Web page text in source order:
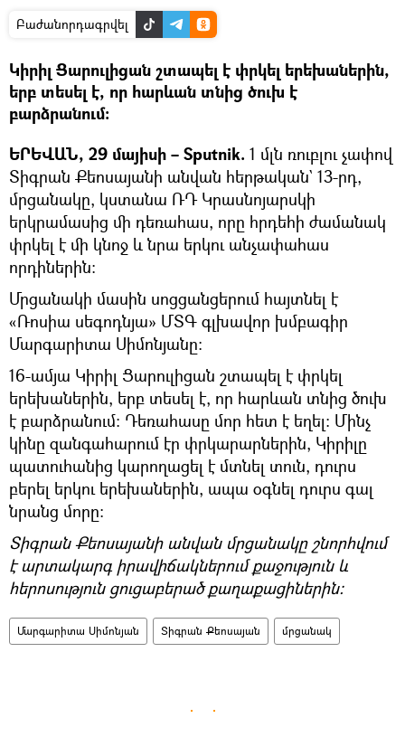
Բաժանորդագրվել
Կիրիլ Ցարուլիցան շտապել է փրկել երեխաներին,
երբ տեսել է, որ հարևան տնից ծուխ է
բարձրանում։
ԵՐԵՎԱՆ, 29 մայիսի – Sputnik. 1 մլն ռուբլու չափով
Տիգրան Քեոսայանի անվան հերթական` 13-րդ,
մրցանակը, կստանա ՌԴ Կրասնոյարսկի
երկրամասից մի դեռահաս, որը հրդեհի ժամանակ
փրկել է մի կնոջ և նրա երկու անչափահաս
որդիներին։
Մրցանակի մասին սոցցանցերում հայտնել է
«Ռոսիա սեգոդնյա» ՄՏԳ գլխավոր խմբագիր
Մարգարիտա Սիմոնյանը։
16-ամյա Կիրիլ Ցարուլիցան շտապել է փրկել
երեխաներին, երբ տեսել է, որ հարևան տնից ծուխ
է բարձրանում։ Դեռահասը մոր հետ է եղել։ Մինչ
կինը զանգահարում էր փրկարարներին, Կիրիլը
պատուհանից կարողացել է մտնել տուն, դուրս
բերել երկու երեխաներին, ապա օգնել դուրս գալ
նրանց մորը։
Տիգրան Քեոսայանի անվան մրցանակը շնորհվում
է արտակարգ իրավիճակներում քաջություն և
հերոսություն ցուցաբերած քաղաքացիներին։
Մարգարիտա Սիմոնյան Տիգրան Քեոսայան մրցանակ